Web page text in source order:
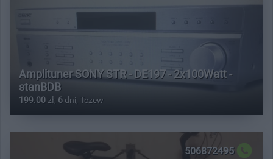
Amplituner SONY STR - DE197 - 2x100Watt -
stanBDB
199.00 zł, 6 dni, Tczew
506872495